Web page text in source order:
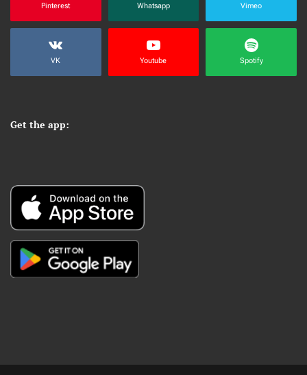
Pinterest Whatsapp Vimeo
VK Youtube Spotify
Get the app: